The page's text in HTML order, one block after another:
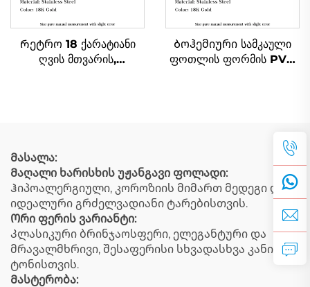
Რეტრო 18 ქარატიანი
ღვის მთვარის,
Ბოჰემიური სამკაული
ფოთლის ფორმის PVD
Მასალა:
Მაღალი ხარისხის უჟანგავი ფოლადი:
Ჰიპოალერგიული, კოროზიის მიმართ მედეგი და
იდეალური გრძელვადიანი ტარებისთვის.
Ორი ფერის ვარიანტი:
Კლასიკური ბრინჯაოსფერი, ელეგანტური და
მრავალმხრივი, შესაფერისი სხვადასხვა კანის
ტონისთვის.
Მასტერობა: